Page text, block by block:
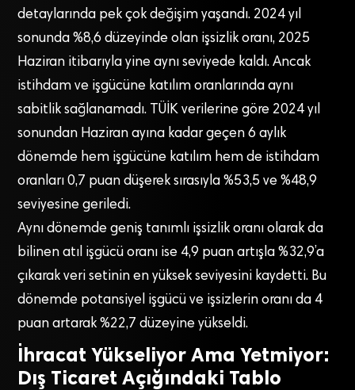
detaylarında pek çok değişim yaşandı. 2024 yıl
sonunda %8,6 düzeyinde olan işsizlik oranı, 2025
Haziran itibarıyla yine aynı seviyede kaldı. Ancak
istihdam ve işgücüne katılım oranlarında aynı
sabitlik sağlanamadı. TÜİK verilerine göre 2024 yıl
sonundan Haziran ayına kadar geçen 6 aylık
dönemde hem işgücüne katılım hem de istihdam
oranları 0,7 puan düşerek sırasıyla %53,5 ve %48,9
seviyesine geriledi.
Aynı dönemde geniş tanımlı işsizlik oranı olarak da
bilinen atıl işgücü oranı ise 4,9 puan artışla %32,9’a
çıkarak veri setinin en yüksek seviyesini kaydetti. Bu
dönemde potansiyel işgücü ve işsizlerin oranı da 4
puan artarak %22,7 düzeyine yükseldi.
İhracat Yükseliyor Ama Yetmiyor:
Dış Ticaret Açığındaki Tablo